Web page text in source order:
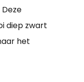
diep zwart
het